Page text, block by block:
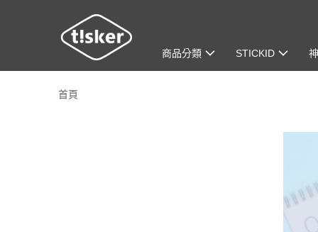
商品分類 STICKID
首頁